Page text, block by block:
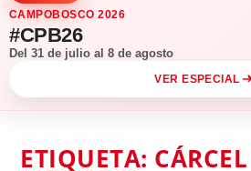
CAMPOBOSCO 2026
#CPB26
Del 31 de julio al 8 de agosto
VER ESPECIAL
ETIQUETA: